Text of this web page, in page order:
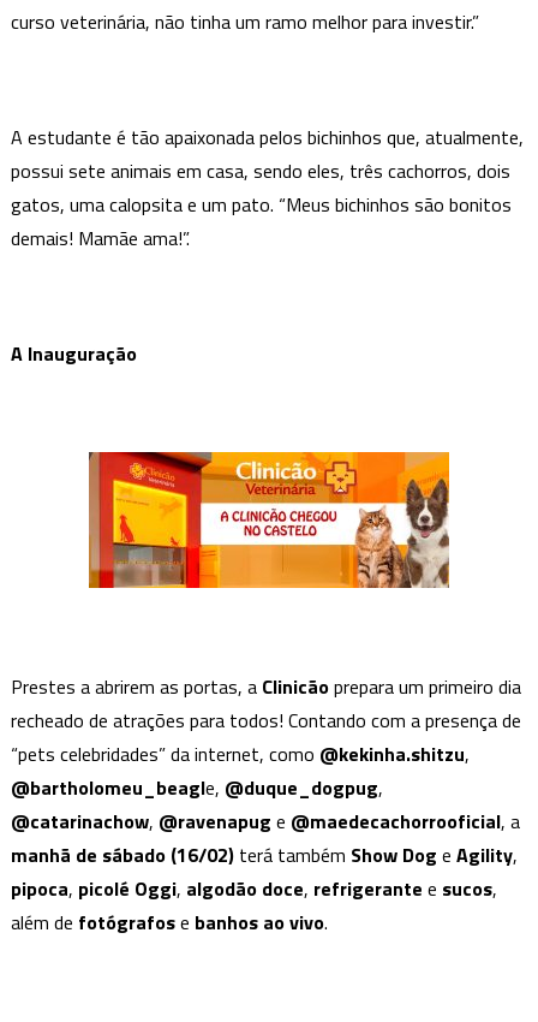
curso veterinária, não tinha um ramo melhor para investir.”
A estudante é tão apaixonada pelos bichinhos que, atualmente,
possui sete animais em casa, sendo eles, três cachorros, dois
gatos, uma calopsita e um pato. “Meus bichinhos são bonitos
demais! Mamãe ama!”.
A Inauguração
Prestes a abrirem as portas, a Clinicãoprepara um primeiro dia
recheado de atrações para todos! Contando com a presença de
“pets celebridades” da internet, como @kekinha.shitzu,
@bartholomeu_beagle, @duque_dogpug,
@catarinachow, @ravenapug e @maedecachorrooficial, a
manhã de sábado (16/02)terá também Show Dog e Agility,
pipoca, picolé Oggi, algodão doce, refrigerante e sucos,
além de fotógrafose banhos ao vivo.